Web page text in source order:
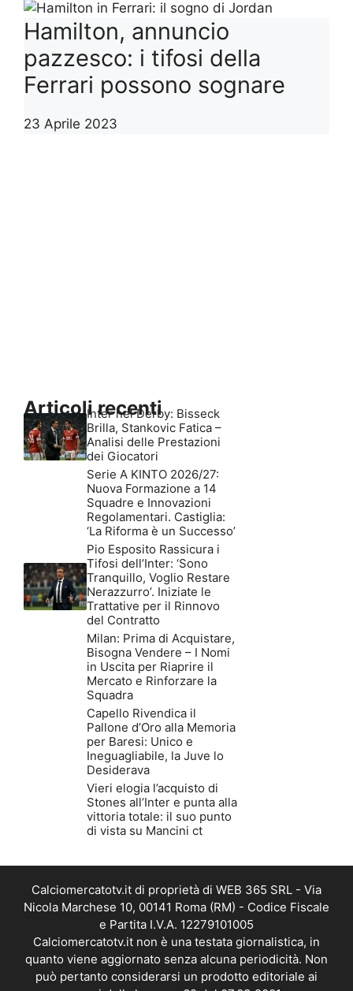
Hamilton, annuncio
pazzesco: i tifosi della
Ferrari possono sognare
23 Aprile 2023
Articoli recenti
Inter nel Derby: Bisseck
Brilla, Stankovic Fatica –
Analisi delle Prestazioni
dei Giocatori
Serie A KINTO 2026/27:
Nuova Formazione a 14
Squadre e Innovazioni
Regolamentari. Castiglia:
‘La Riforma è un Successo’
Pio Esposito Rassicura i
Tifosi dell’Inter: ‘Sono
Tranquillo, Voglio Restare
Nerazzurro’. Iniziate le
Trattative per il Rinnovo
del Contratto
Milan: Prima di Acquistare,
Bisogna Vendere – I Nomi
in Uscita per Riaprire il
Mercato e Rinforzare la
Squadra
Capello Rivendica il
Pallone d’Oro alla Memoria
per Baresi: Unico e
Ineguagliabile, la Juve lo
Desiderava
Vieri elogia l’acquisto di
Stones all’Inter e punta alla
vittoria totale: il suo punto
di vista su Mancini ct
Calciomercatotv.it di proprietà di WEB 365 SRL - Via
Nicola Marchese 10, 00141 Roma (RM) - Codice Fiscale
e Partita I.V.A. 12279101005
Calciomercatotv.it non è una testata giornalistica, in
quanto viene aggiornato senza alcuna periodicità. Non
può pertanto considerarsi un prodotto editoriale ai